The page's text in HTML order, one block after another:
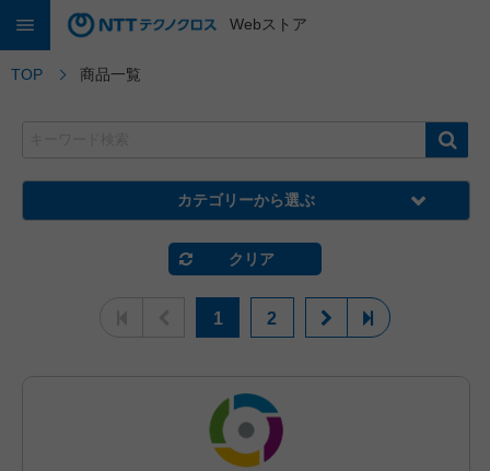
Webストア
TOP 商品一覧
カテゴリーから選ぶ
クリア
1 2